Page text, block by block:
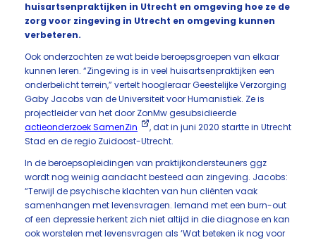
huisartsenpraktijken in Utrecht en omgeving hoe ze de
zorg voor zingeving in Utrecht en omgeving kunnen
verbeteren.
Ook onderzochten ze wat beide beroepsgroepen van elkaar
kunnen leren. “Zingeving is in veel huisartsenpraktijken een
onderbelicht terrein,” vertelt hoogleraar Geestelijke Verzorging
Gaby Jacobs van de Universiteit voor Humanistiek. Ze is
projectleider van het door ZonMw gesubsidieerde
actieonderzoek SamenZin
, dat in juni 2020 startte in Utrecht
Stad en de regio Zuidoost-Utrecht.
In de beroepsopleidingen van praktijkondersteuners ggz
wordt nog weinig aandacht besteed aan zingeving. Jacobs:
“Terwijl de psychische klachten van hun cliënten vaak
samenhangen met levensvragen. Iemand met een burn-out
of een depressie herkent zich niet altijd in die diagnose en kan
ook worstelen met levensvragen als ‘Wat beteken ik nog voor